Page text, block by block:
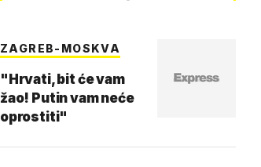
ZAGREB-MOSKVA
"Hrvati, bit će vam
žao! Putin vam neće
oprostiti"